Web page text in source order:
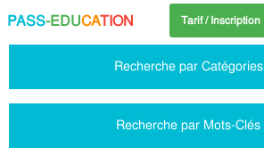
PASS-EDUCATION Tarif / Inscription
Recherche par Catégories
Recherche par Mots-Clés